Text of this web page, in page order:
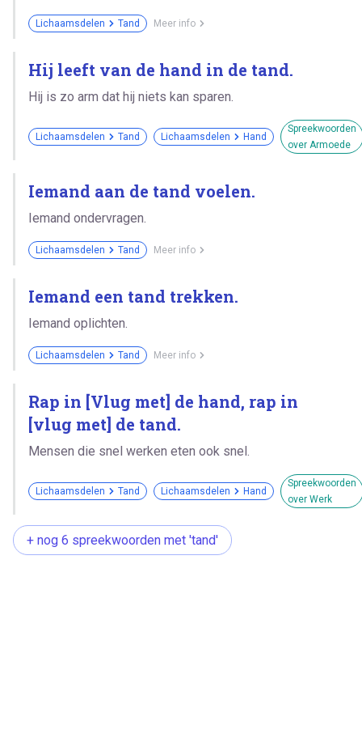
Lichaamsdelen Tand Meer info
Hij leeft van de hand in de tand.
Hij is zo arm dat hij niets kan sparen.
Lichaamsdelen Tand Lichaamsdelen Hand
Spreekwoorden
over Armoede
Iemand aan de tand voelen.
Iemand ondervragen.
Lichaamsdelen Tand Meer info
Iemand een tand trekken.
Iemand oplichten.
Lichaamsdelen Tand Meer info
Rap in [Vlug met] de hand, rap in
[vlug met] de tand.
Mensen die snel werken eten ook snel.
Lichaamsdelen Tand Lichaamsdelen Hand
Spreekwoorden
over Werk
+ nog 6 spreekwoorden met 'tand'